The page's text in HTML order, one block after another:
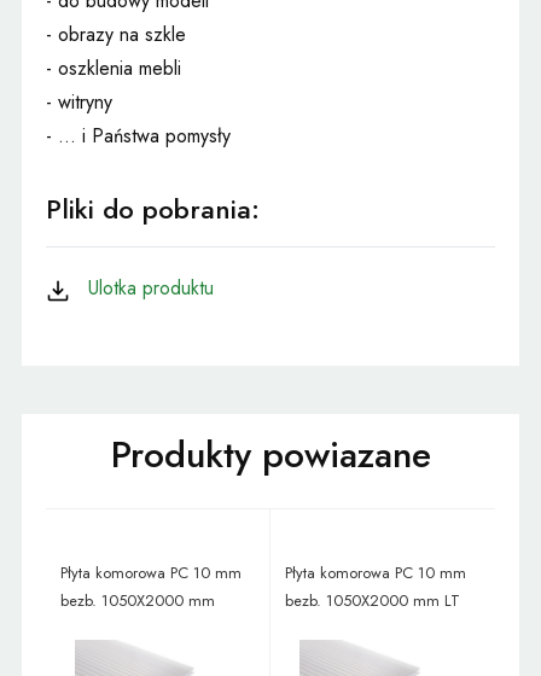
- obrazy na szkle
- oszklenia mebli
- witryny
- ... i Państwa pomysły
Pliki do pobrania:
Ulotka produktu
Płyta komorowa PC 10 mm
bezb. 1050X2000 mm
Płyta komorowa PC 10 mm
bezb. 1050X2000 mm LT